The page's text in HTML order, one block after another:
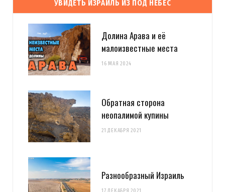
УВИДЕТЬ ИЗРАИЛЬ ИЗ ПОД НЕБЕС
Долина Арава и её
малоизвестные места
16 МАЯ 2024
Обратная сторона
неопалимой купины
21 ДЕКАБРЯ 2021
Разнообразный Израиль